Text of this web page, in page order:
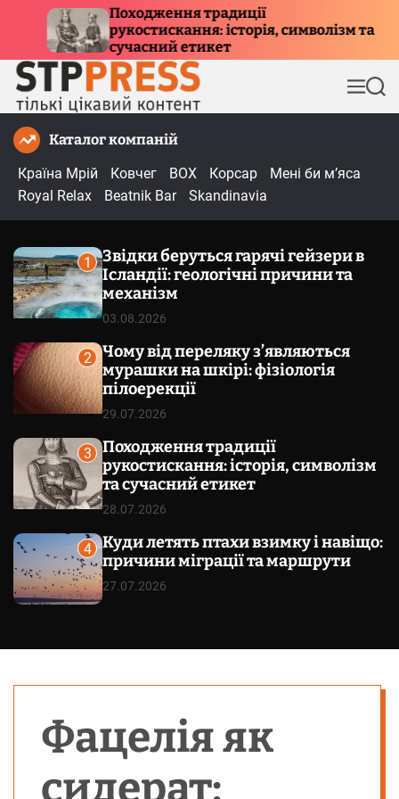
традиції
історія, символізм та
Куди летять
причини
М
е
П
о
Каталог компаній
Країна Мрій
Ковчег BOX Корсар
Мені би м’яса
Royal Relax
Beatnik Bar Skandinavia
1
Звідки беруться гарячі гейзери в
Ісландії: геологічні причини та
механізм
03.08.2026
2
Чому від переляку з’являються
мурашки на шкірі: фізіологія
пілоерекції
29.07.2026
3
Походження традиції
рукостискання: історія, символізм
та сучасний етикет
28.07.2026
4
Куди летять птахи взимку і навіщо:
причини міграції та маршрути
27.07.2026
Фацелія як
сидерат: